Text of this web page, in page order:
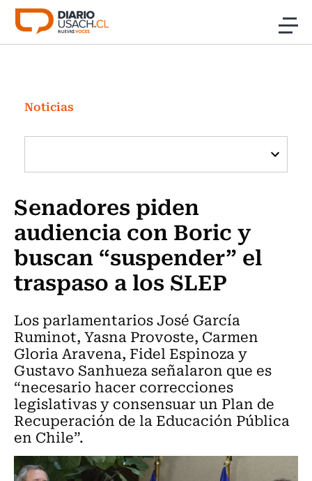
Click acá para ir directamente al contenido
Investigación
Cultura
Programas Radio y TV Usach
Noticias
Senadores piden
audiencia con Boric y
buscan “suspender” el
traspaso a los SLEP
Los parlamentarios José García
Ruminot, Yasna Provoste, Carmen
Gloria Aravena, Fidel Espinoza y
Gustavo Sanhueza señalaron que es
“necesario hacer correcciones
legislativas y consensuar un Plan de
Recuperación de la Educación Pública
en Chile”.